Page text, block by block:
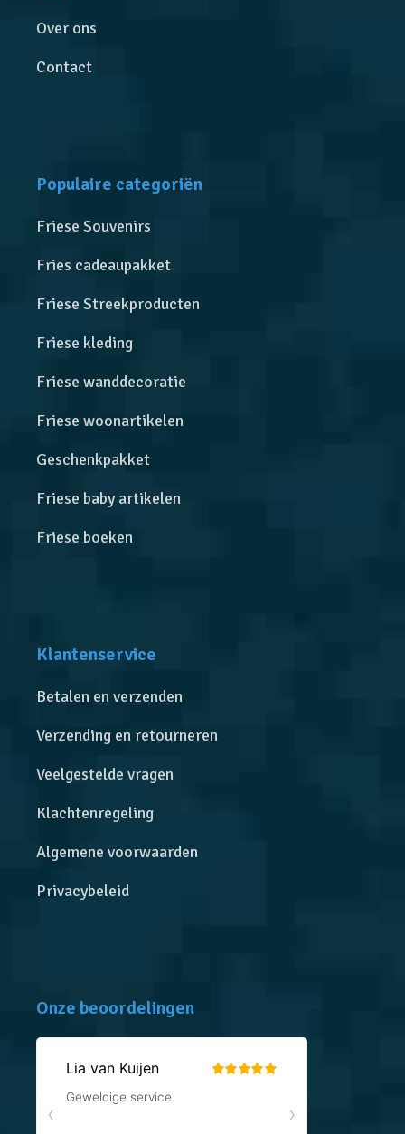
Over ons
Contact
Populaire categoriën
Friese Souvenirs
Fries cadeaupakket
Friese Streekproducten
Friese kleding
Friese wanddecoratie
Friese woonartikelen
Geschenkpakket
Friese baby artikelen
Friese boeken
Klantenservice
Betalen en verzenden
Verzending en retourneren
Veelgestelde vragen
Klachtenregeling
Algemene voorwaarden
Privacybeleid
Onze beoordelingen